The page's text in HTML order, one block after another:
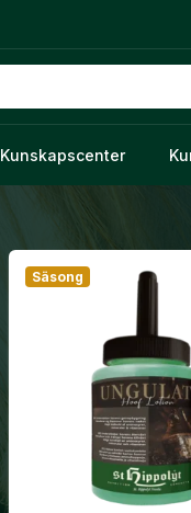
Kunskapscenter
Säsong